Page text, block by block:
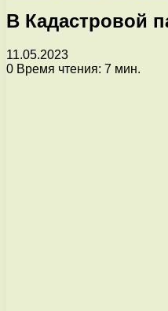
В Кадастровой
11.05.2023
0 Время чтения: 7 мин.